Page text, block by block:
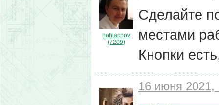
hohlachov
(7209)
Сделайте
местами
Кнопки
16 июня 2021,